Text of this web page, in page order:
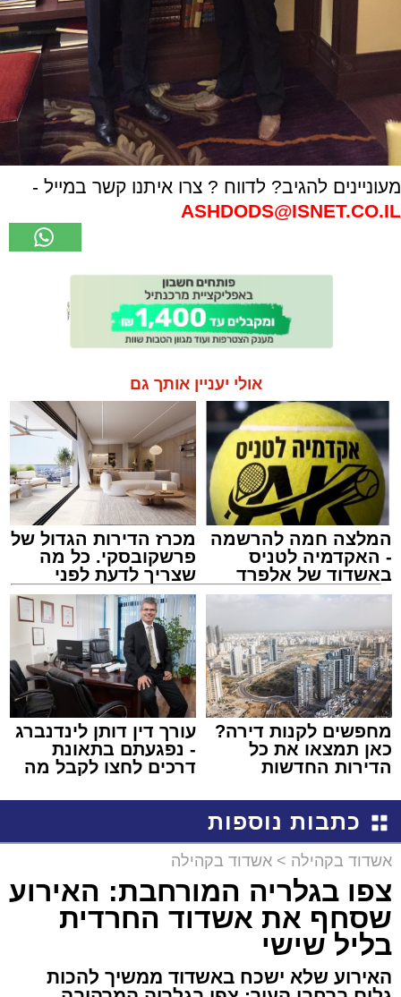
מעוניינים להגיב? לדווח ? צרו איתנו קשר במייל -
ASHDODS@ISNET.CO.IL
אולי יעניין אותך גם
המלצה חמה להרשמה
- האקדמיה לטניס
באשדוד של אלפרד
קריאולנסקי - לילדים
מכרז הדירות הגדול של
פרשקובסקי. כל מה
שצריך לדעת לפני
שמגישים הצעה לדירה
באשדוד
מחפשים לקנות דירה?
כאן תמצאו את כל
הדירות החדשות
עורך דין דותן לינדנברג
- נפגעתם בתאונת
דרכים לחצו לקבל מה
כתבות נוספות
אשדוד בקהילה > אשדוד בקהילה
צפו בגלריה המורחבת: האירוע
שסחף את אשדוד החרדית
בליל שישי
האירוע שלא ישכח באשדוד ממשיך להכות